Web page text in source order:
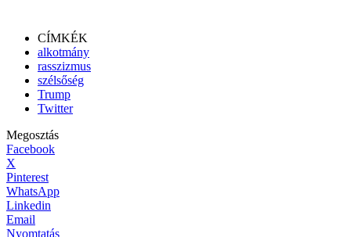
CÍMKÉK
alkotmány
rasszizmus
szélsőség
Trump
Twitter
Megosztás
Facebook
X
Pinterest
WhatsApp
Linkedin
Email
Nyomtatás